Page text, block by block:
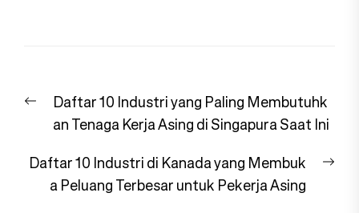
pos
Previous
post:
Daftar 10 Industri yang Paling Membutuhk
an Tenaga Kerja Asing di Singapura Saat Ini
Daftar 10 Industri di Kanada yang Membuk
a Peluang Terbesar untuk Pekerja Asing